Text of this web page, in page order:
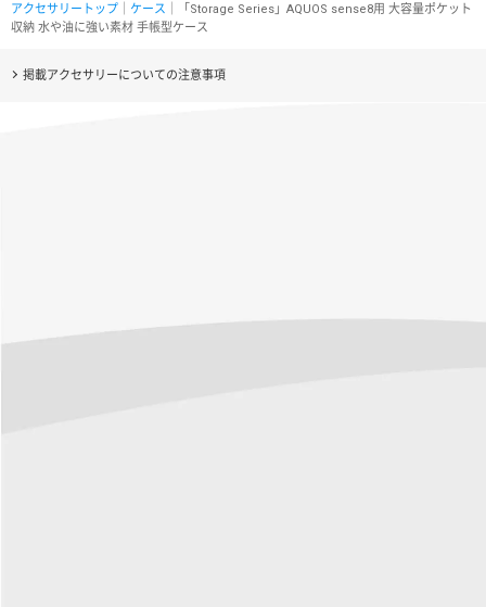
アクセサリートップ ケース ｜「Storage Series」AQUOS sense8用 大容量ポケット
収納 水や油に強い素材 手帳型ケース
掲載アクセサリーについての注意事項